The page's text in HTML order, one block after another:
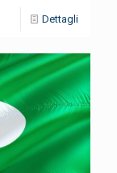
Dettagli